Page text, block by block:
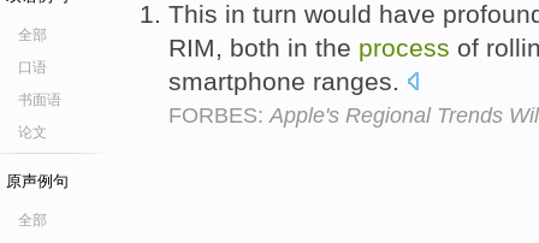
全部
口语
书面语
论文
原声例句
全部
This in turn would have
RIM, both in the process of
smartphone ranges.
FORBES:Apple's Regional Trends